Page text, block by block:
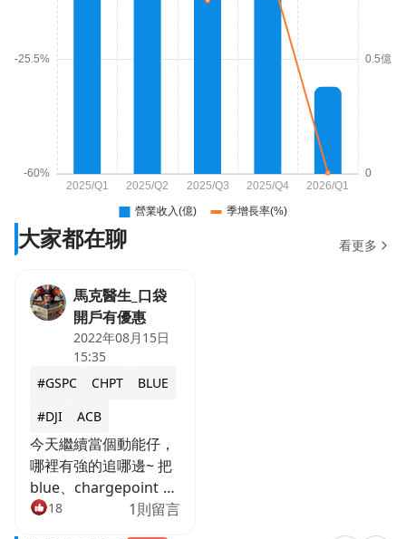
大家都在聊 看更多
馬克醫生_口袋
開戶有優惠
2022年08月15日
15:35
#GSPC
CHPT
BLUE
#DJI
ACB
今天繼續當個動能仔，
哪裡有強的追哪邊~ 把
blue、chargepoint 停
利，換去大麻股...........
18 1則留言